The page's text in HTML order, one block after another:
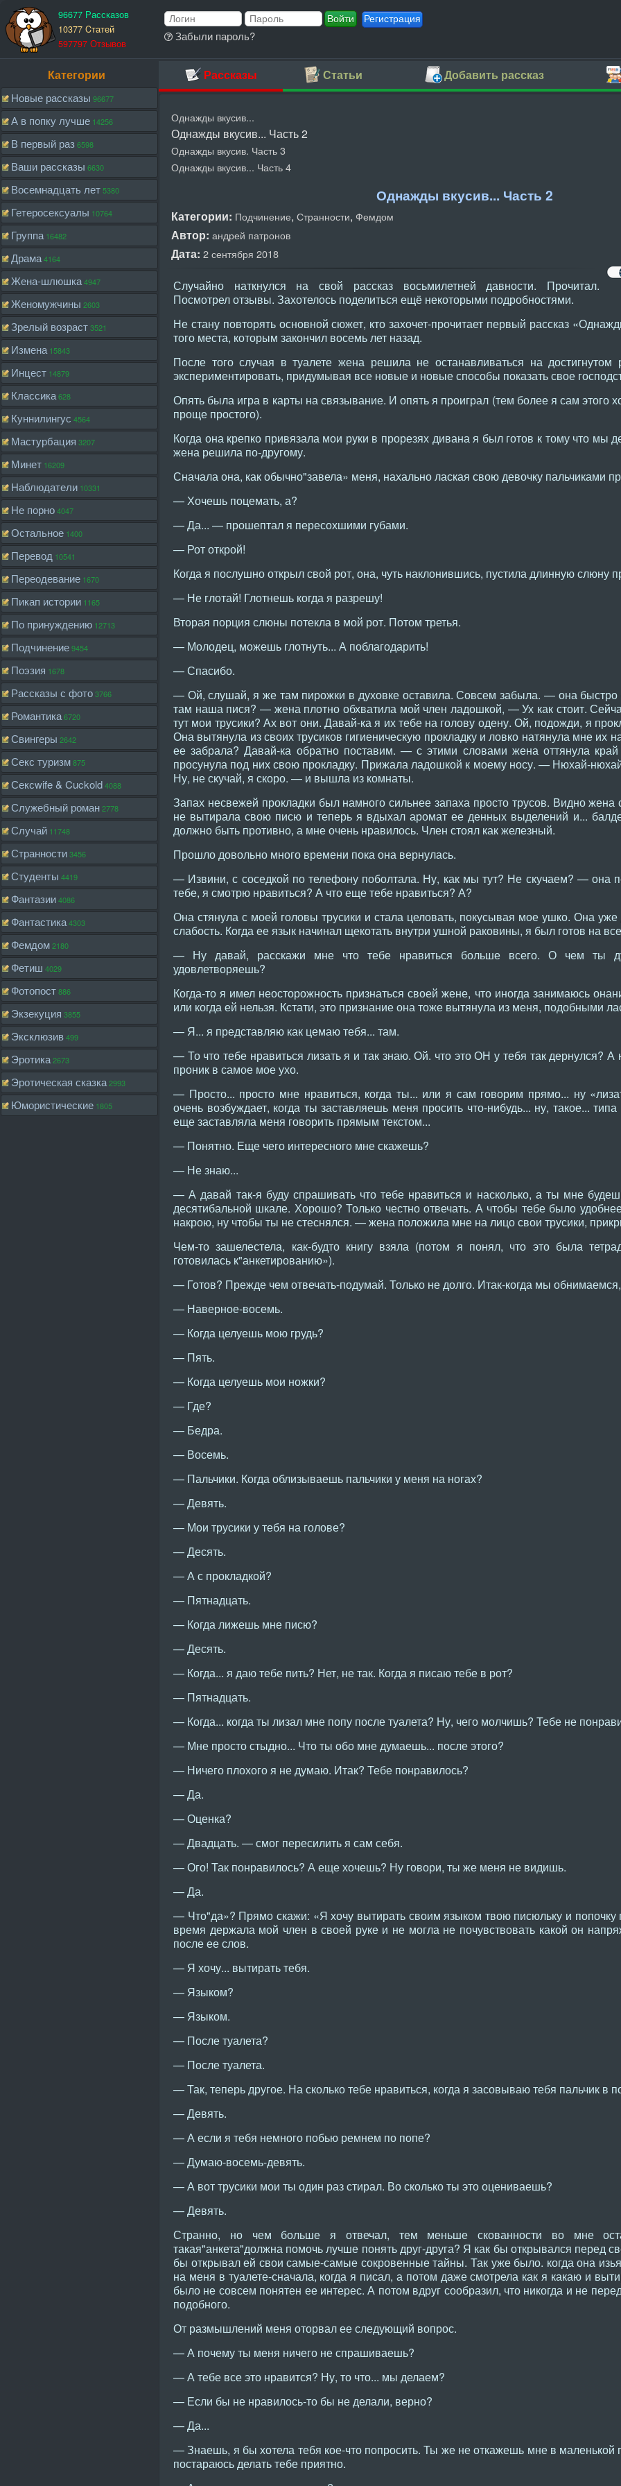
96677 Рассказов
10377 Cтатей
597797 Отзывов
Регистрация
Забыли пароль?
Категории
Новые рассказы 96677
А в попку лучше 14256
В первый раз6598
Ваши рассказы 6630
Восемнадцать лет5380
Гетеросексуалы 10764
Группа 16482
Драма4164
Жена-шлюшка4947
Женомужчины 2603
Зрелый возраст3521
Измена 15843
Инцест 14879
Классика628
Куннилингус 4564
Мастурбация 3207
Минет 16209
Наблюдатели 10331
Не порно4047
Остальное 1400
Перевод 10541
Переодевание 1670
Пикап истории 1165
По принуждению 12713
Подчинение9454
Поэзия 1678
Рассказы с фото3766
Романтика6720
Свингеры 2642
Секс туризм875
Сексwife & Cuckold4088
Служебный роман2778
Случай 11748
Странности3456
Студенты 4419
Фантазии4086
Фантастика4303
Фемдом2180
Фетиш 4029
Фотопост886
Экзекуция 3855
Эксклюзив499
Эротика2673
Эротическая сказка2993
Юмористические 1805
Рассказы Статьи Добавить рассказ
Однажды вкусив...
Однажды вкусив... Часть 2
Однажды вкусив. Часть 3
Однажды вкусив... Часть 4
Однажды вкусив... Часть 2
Категории: Подчинение, Странности, Фемдом
Автор: андрей патронов
Дата: 2 сентября 2018
Случайно наткнулся на свой рассказ восьмилетней давности. Прочитал.
Посмотрел отзывы. Захотелось поделиться ещё некоторыми подробностями.
Не стану повторять основной сюжет, кто захочет-прочитает первый рассказ
того места, которым закончил восемь лет назад.
После того случая в туалете жена решила не останавливаться на достигнутом
экспериментировать, придумывая все новые и новые способы показать свое
Опять была игра в карты на связывание. И опять я проиграл (тем более я сам этого
проще простого).
Когда она крепко привязала мои руки в прорезях дивана я был готов к тому что мы
жена решила по-другому.
Сначала она, как обычно"завела» меня, нахально лаская свою девочку пальчиками
— Хочешь поцемать, а?
— Да... — прошептал я пересохшими губами.
— Рот открой!
Когда я послушно открыл свой рот, она, чуть наклонившись, пустила длинную слюну
— Не глотай! Глотнешь когда я разрешу!
Вторая порция слюны потекла в мой рот. Потом третья.
— Молодец, можешь глотнуть... А поблагодарить!
— Спасибо.
— Ой, слушай, я же там пирожки в духовке оставила. Совсем забыла. — она быстро
там наша пися? — жена плотно обхватила мой член ладошкой, — Ух как стоит.
тут мои трусики? Ах вот они. Давай-ка я их тебе на голову одену. Ой, подожди, я
Она вытянула из своих трусиков гигиеническую прокладку и ловко натянула мне их
ее забрала? Давай-ка обратно поставим. — с этими словами жена оттянула
просунула под них свою прокладку. Прижала ладошкой к моему носу. — Нюхай-
Ну, не скучай, я скоро. — и вышла из комнаты.
Запах несвежей прокладки был намного сильнее запаха просто трусов. Видно жена
не вытирала свою писю и теперь я вдыхал аромат ее денных выделений и...
должно быть противно, а мне очень нравилось. Член стоял как железный.
Прошло довольно много времени пока она вернулась.
— Извини, с соседкой по телефону поболтала. Ну, как мы тут? Не скучаем? — она
тебе, я смотрю нравиться? А что еще тебе нравиться? А?
Она стянула с моей головы трусики и стала целовать, покусывая мое ушко. Она
слабость. Когда ее язык начинал щекотать внутри ушной раковины, я был готов на
— Ну давай, расскажи мне что тебе нравиться больше всего. О чем ты
удовлетворяешь?
Когда-то я имел неосторожность признаться своей жене, что иногда занимаюсь
или когда ей нельзя. Кстати, это признание она тоже вытянула из меня, подобными
— Я... я представляю как цемаю тебя... там.
— То что тебе нравиться лизать я и так знаю. Ой. что это ОН у тебя так дернулся?
проник в самое мое ухо.
— Просто... просто мне нравиться, когда ты... или я сам говорим прямо... ну
очень возбуждает, когда ты заставляешь меня просить что-нибудь... ну, такое...
еще заставляла меня говорить прямым текстом...
— Понятно. Еще чего интересного мне скажешь?
— Не знаю...
— А давай так-я буду спрашивать что тебе нравиться и насколько, а ты мне
десятибальной шкале. Хорошо? Только честно отвечать. А чтобы тебе было
накрою, ну чтобы ты не стеснялся. — жена положила мне на лицо свои трусики,
Чем-то зашелестела, как-будто книгу взяла (потом я понял, что это была
готовилась к"анкетированию»).
— Готов? Прежде чем отвечать-подумай. Только не долго. Итак-когда мы
— Наверное-восемь.
— Когда целуешь мою грудь?
— Пять.
— Когда целуешь мои ножки?
— Где?
— Бедра.
— Восемь.
— Пальчики. Когда облизываешь пальчики у меня на ногах?
— Девять.
— Мои трусики у тебя на голове?
— Десять.
— А с прокладкой?
— Пятнадцать.
— Когда лижешь мне писю?
— Десять.
— Когда... я даю тебе пить? Нет, не так. Когда я писаю тебе в рот?
— Пятнадцать.
— Когда... когда ты лизал мне попу после туалета? Ну, чего молчишь? Тебе не
— Мне просто стыдно... Что ты обо мне думаешь... после этого?
— Ничего плохого я не думаю. Итак? Тебе понравилось?
— Да.
— Оценка?
— Двадцать. — смог пересилить я сам себя.
— Ого! Так понравилось? А еще хочешь? Ну говори, ты же меня не видишь.
— Да.
— Что"да»? Прямо скажи: «Я хочу вытирать своим языком твою писюльку и попочку
время держала мой член в своей руке и не могла не почувствовать какой он
после ее слов.
— Я хочу... вытирать тебя.
— Языком?
— Языком.
— После туалета?
— После туалета.
— Так, теперь другое. На сколько тебе нравиться, когда я засовываю тебя пальчик в
— Девять.
— А если я тебя немного побью ремнем по попе?
— Думаю-восемь-девять.
— А вот трусики мои ты один раз стирал. Во сколько ты это оцениваешь?
— Девять.
Странно, но чем больше я отвечал, тем меньше скованности во мне
такая"анкета"должна помочь лучше понять друг-друга? Я как бы открывался перед
бы открывал ей свои самые-самые сокровенные тайны. Так уже было. когда она
на меня в туалете-сначала, когда я писал, а потом даже смотрела как я какаю и
было не совсем понятен ее интерес. А потом вдруг сообразил, что никогда и не
подобного.
От размышлений меня оторвал ее следующий вопрос.
— А почему ты меня ничего не спрашиваешь?
— А тебе все это нравится? Ну, то что... мы делаем?
— Если бы не нравилось-то бы не делали, верно?
— Да...
— Знаешь, я бы хотела тебя кое-что попросить. Ты же не откажешь мне в маленькой
постараюсь делать тебе приятно.